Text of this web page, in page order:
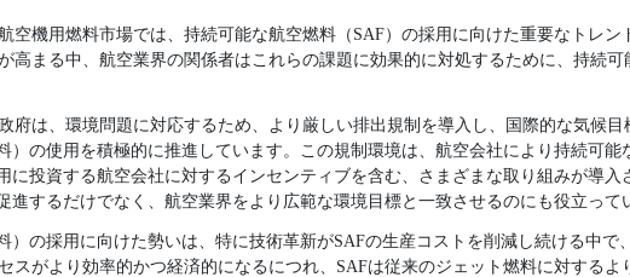
空機用燃料市場では、持続可能な航空燃料（SAF）の採用に向けた重要なトレン
高まる中、航空業界の関係者はこれらの課題に効果的に対処するために、持続可
府は、環境問題に対応するため、より厳しい排出規制を導入し、国際的な気候目
）の使用を積極的に推進しています。この規制環境は、航空会社により持続可能
に投資する航空会社に対するインセンティブを含む、さまざまな取り組みが導入
進するだけでなく、航空業界をより広範な環境目標と一致させるのにも役立って
）の採用に向けた勢いは、特に技術革新がSAFの生産コストを削減し続ける中で
スがより効率的かつ経済的になるにつれ、SAFは従来のジェット燃料に対するよ